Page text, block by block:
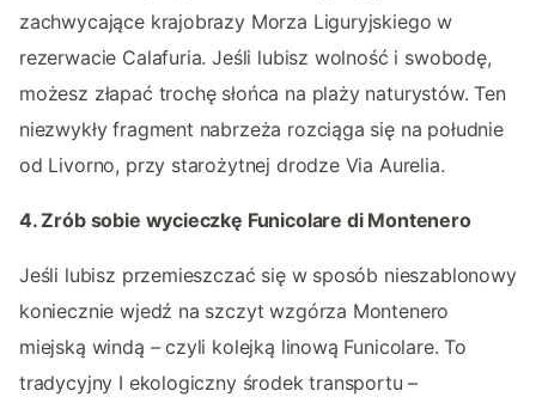
zachwycające krajobrazy Morza Liguryjskiego w
rezerwacie Calafuria. Jeśli lubisz wolność i swobodę,
możesz złapać trochę słońca na plaży naturystów. Ten
niezwykły fragment nabrzeża rozciąga się na południe
od Livorno, przy starożytnej drodze Via Aurelia.
4. Zrób sobie wycieczkę Funicolare di Montenero
Jeśli lubisz przemieszczać się w sposób nieszablonowy
koniecznie wjedź na szczyt wzgórza Montenero
miejską windą – czyli kolejką linową Funicolare. To
tradycyjny I ekologiczny środek transportu –